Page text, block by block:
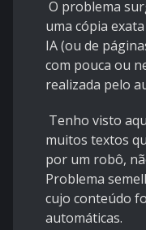
O problema
uma cópia
IA (ou de
com pouca ou
realizada pelo
Tenho visto
muitos textos
por um robô,
Problema
cujo conteúdo
automáticas.